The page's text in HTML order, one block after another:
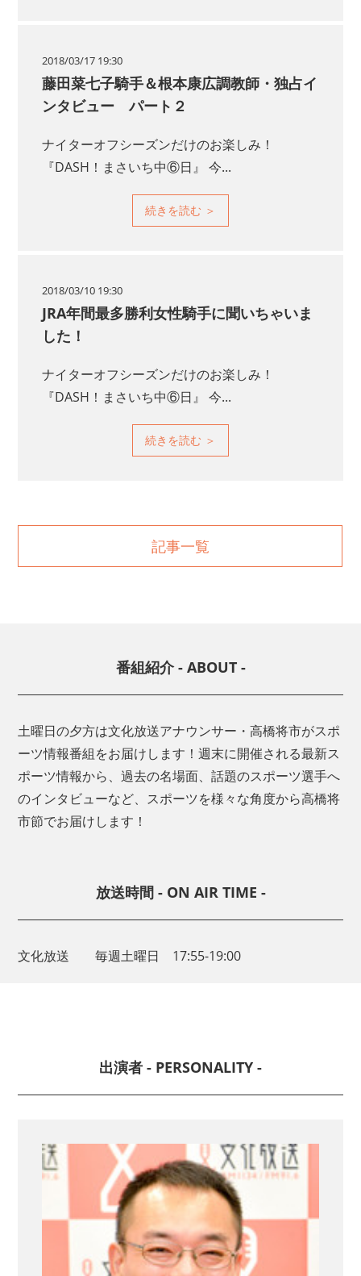
2018/03/17 19:30
藤田菜七子騎手＆根本康広調教師・独占イ
ンタビュー パート２
ナイターオフシーズンだけのお楽しみ！
『DASH！まさいち中⑥日』 今...
2018/03/10 19:30
JRA年間最多勝利女性騎手に聞いちゃいま
した！
ナイターオフシーズンだけのお楽しみ！
『DASH！まさいち中⑥日』 今...
記事一覧
番組紹介 - ABOUT -
土曜日の夕方は文化放送アナウンサー・高橋将市がスポ
ーツ情報番組をお届けします！週末に開催される最新ス
ポーツ情報から、過去の名場面、話題のスポーツ選手へ
のインタビューなど、スポーツを様々な角度から高橋将
市節でお届けします！
放送時間 - ON AIR TIME -
文化放送 毎週土曜日 17:55-19:00
出演者 - PERSONALITY -